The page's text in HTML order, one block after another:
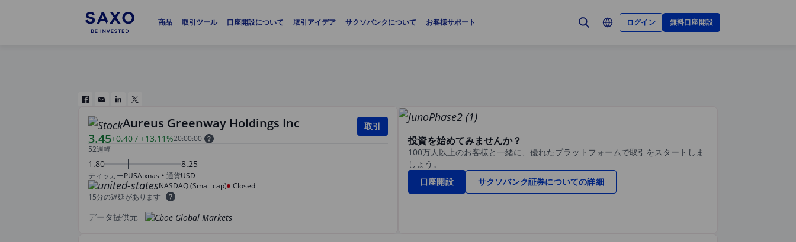
商品 取引ツール 口座開設について 取引アイデア サクソバンクについて お客様サポート ログイン 無料口座開設
Aureus Greenway Holdings Inc
3.45+0.40 / +13.11%20:00:00
取引
52週幅
1.80 8.25
ティッカーPUSA:xnas 通貨USD
NASDAQ (Small cap)
Closed
15分の遅延があります
データ提供元
投資を始めてみませんか？
100万人以上のお客様と一緒に、優れたプラットフォームで取引をスタートしま
しょう。
口座開設
サクソバンク証券についての詳細